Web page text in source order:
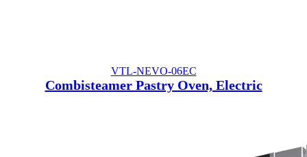
VTL-NEVO-06EC
Combisteamer Pastry Oven, Electric